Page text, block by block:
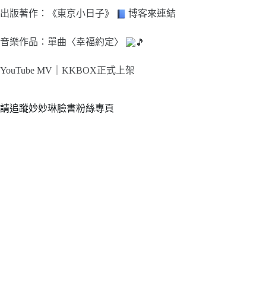
出版著作：《東京小日子》 博客來連結
音樂作品：單曲〈幸福約定〉
YouTube MV｜ KKBOX正式上架
請追蹤妙妙琳臉書粉絲專頁